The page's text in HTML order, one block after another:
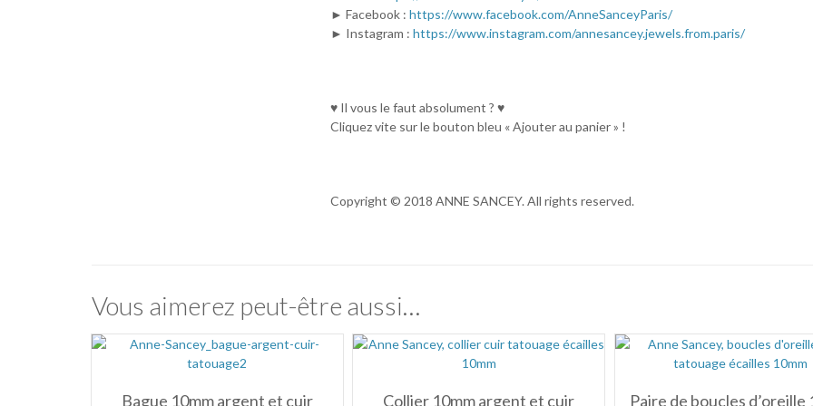
► Facebook : https://www.facebook.com/AnneSanceyParis/
► Instagram : https://www.instagram.com/annesancey.jewels.from.paris/
♥ Il vous le faut absolument ? ♥
Cliquez vite sur le bouton bleu « Ajouter au panier » !
Copyright © 2018 ANNE SANCEY. All rights reserved.
Vous aimerez peut-être aussi…
Bague 10mm argent et cuir Collier 10mm argent et cuir Paire de boucles d’oreille